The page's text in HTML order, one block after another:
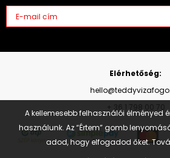
A kellemesebb felhasználói élményed
használunk. Az “Értem” gomb
adod, hogy elfogadod őket.
Elérhetőség:
+ 36 1 798 00 70